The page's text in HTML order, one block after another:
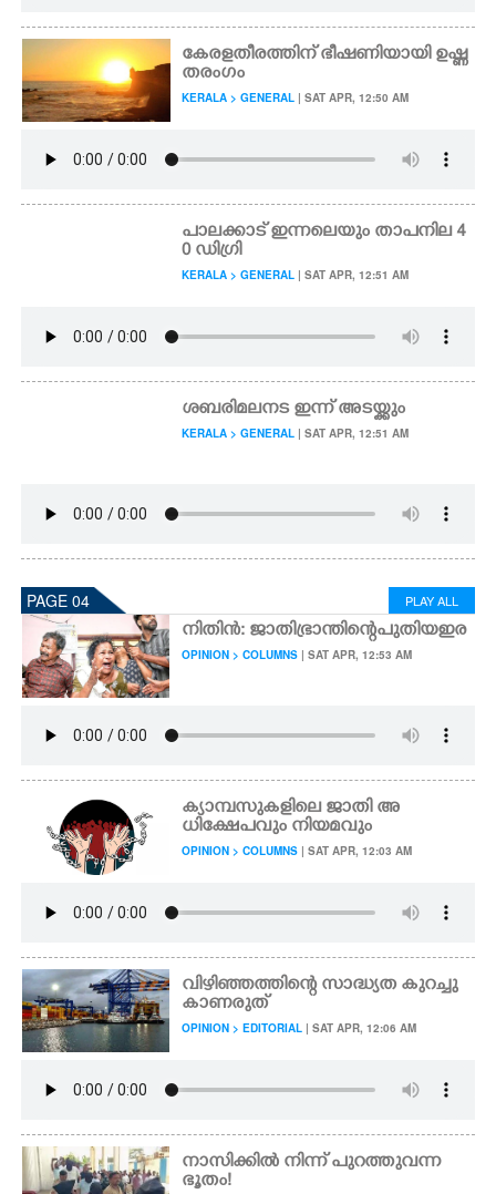
കേരളതീരത്തിന് ഭീഷണിയായി ഉഷ്ണ
തരംഗം
KERALA > GENERAL | SAT APR, 12:50 AM
പാലക്കാട് ഇന്നലെയും താപനില 4
0 ഡിഗ്രി
KERALA > GENERAL | SAT APR, 12:51 AM
ശബരിമലനട ഇന്ന് അടയ്ക്കും
KERALA > GENERAL | SAT APR, 12:51 AM
PAGE 04 PLAY ALL
നി​തി​ൻ​:​ ​ജാ​തി​ഭ്രാ​ന്തി​ന്റെ​ ​പു​തി​യ​ ​ഇര
OPINION > COLUMNS | SAT APR, 12:53 AM
ക്യാമ്പസുകളിലെ ജാതി അ
ധിക്ഷേപവും നിയമവും
OPINION > COLUMNS | SAT APR, 12:03 AM
വിഴിഞ്ഞത്തിന്റെ സാദ്ധ്യത കുറച്ചു
കാണരുത്
OPINION > EDITORIAL | SAT APR, 12:06 AM
നാസിക്കിൽ നിന്ന് പുറത്തുവന്ന
ഭൂതം!